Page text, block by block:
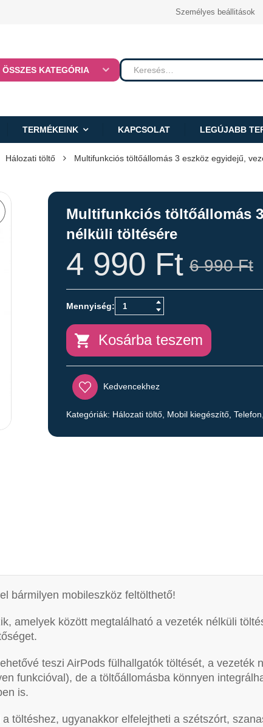
Személyes beállitások
ÖSSZES KATEGÓRIA
TERMÉKEINK KAPCSOLAT LEGÚJABB
Hálozati töltő Multifunkciós töltőállomás 3 eszköz egyidejű,
Multifunkciós töltőállomás
nélküli töltésére
6 990Ft
4 990 Ft
Kosárba teszem
Kedvencekhez
Kategóriák: Hálozati töltő Mobil kiegészítő
bármilyen mobileszköz feltölthető!
amelyek között megtalálható a vezeték nélküli
teszi AirPods fülhallgatók töltését, a vezeték
funkcióval), de a töltőállomásba könnyen
is.
töltéshez, ugyanakkor elfelejtheti a szétszórt,